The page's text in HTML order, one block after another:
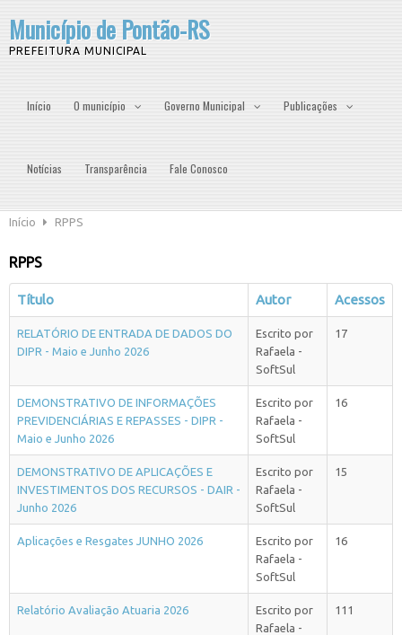
Município de Pontão-RS
PREFEITURA MUNICIPAL
Início O município Governo Municipal Publicações
Notícias Transparência Fale Conosco
Início RPPS
RPPS
Título Autor Acessos
RELATÓRIO DE ENTRADA DE DADOS DO
DIPR - Maio e Junho 2026
Escrito por
Rafaela -
SoftSul
17
DEMONSTRATIVO DE INFORMAÇÕES
PREVIDENCIÁRIAS E REPASSES - DIPR -
Maio e Junho 2026
Escrito por
Rafaela -
SoftSul
16
DEMONSTRATIVO DE APLICAÇÕES E
INVESTIMENTOS DOS RECURSOS - DAIR -
Junho 2026
Escrito por
Rafaela -
SoftSul
15
Aplicações e Resgates JUNHO 2026
Escrito por
Rafaela -
SoftSul
16
Relatório Avaliação Atuaria 2026
Escrito por
Rafaela -
111